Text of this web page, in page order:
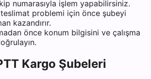
numarasıyla işlem yapabilirsiniz.
problemi için önce şubeyi
kazandırır.
önce konum bilgisini ve çalışma
Kargo Şubeleri